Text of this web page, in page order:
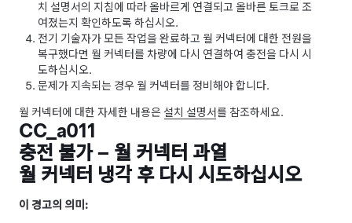
치 설명서의 지침에 따라 올바르게 연결되고 올바른 토크로 조
여졌는지 확인하도록 하십시오.
전기 기술자가 모든 작업을 완료하고 월 커넥터에 대한 전원을
복구했다면 월 커넥터를 차량에 다시 연결하여 충전을 다시 시
도하십시오.
문제가 지속되는 경우 월 커넥터를 정비해야 합니다.
월 커넥터에 대한 자세한 내용은 설치 설명서를 참조하세요.
CC_a011
충전 불가 – 월 커넥터 과열
월 커넥터 냉각 후 다시 시도하십시오
이 경고의 의미: